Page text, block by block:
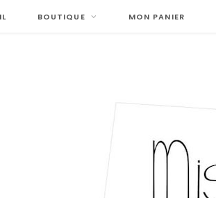
BOUTIQUE MON PANIER